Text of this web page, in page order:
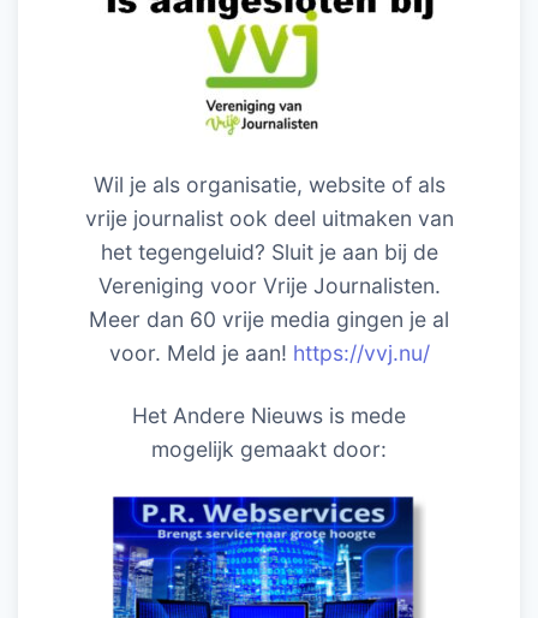
Wil je als organisatie, website of als
vrije journalist ook deel uitmaken van
het tegengeluid? Sluit je aan bij de
Vereniging voor Vrije Journalisten.
Meer dan 60 vrije media gingen je al
voor. Meld je aan! https://vvj.nu/
Het Andere Nieuws is mede
mogelijk gemaakt door: